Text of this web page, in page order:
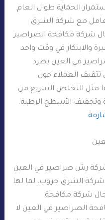
الحماية طوال العام.
مع شركة الشرق
شركة مكافحة الصراصير
والابتكار في وقت واحد.
في العين بطرد
العملاء حول
مثل التخلص السريع من
وتجفيف الأسطح الرطبة.
رش صراصير في العين
شركة الشرق جروب، لما لها
شركة مكافحة
الصراصير في العين لا